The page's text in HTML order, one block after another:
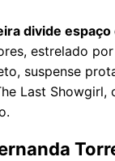
divide espaço
estrelado
suspense
Last Showgirl,